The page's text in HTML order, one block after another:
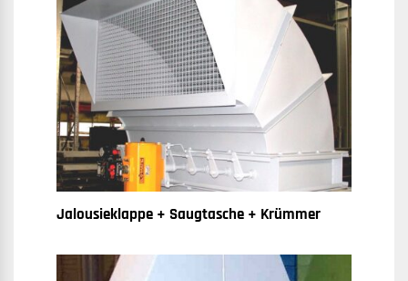
Jalousieklappe + Saugtasche + Krümmer